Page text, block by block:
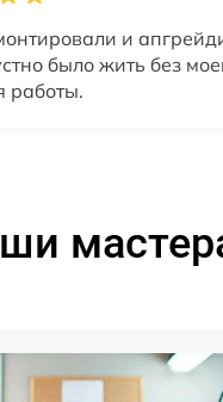
и
было жить без
работы.